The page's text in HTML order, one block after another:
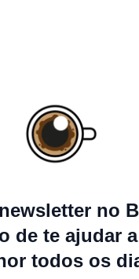
no
de te ajudar
todos os